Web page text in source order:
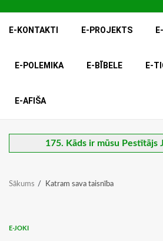
E-KONTAKTI E-PROJEKTS
E-POLEMIKA E-BĪBELE E-
E-AFIŠA
175. Kāds ir mūsu Pestītājs
Sākums Katram sava taisnība
E-JOKI